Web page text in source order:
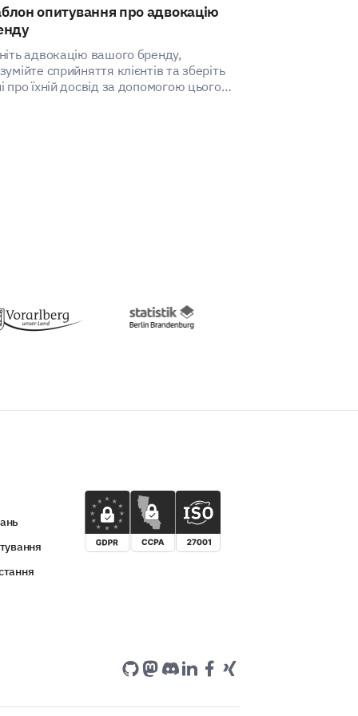
опитування про адвокацію
адвокацію вашого бренду,
сприйняття клієнтів та зберіть
про їхній досвід за допомогою цього